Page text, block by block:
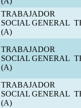
TRABAJADOR
SOCIAL GENERAL
(A)
TRABAJADOR
SOCIAL GENERAL
(A)
TRABAJADOR
SOCIAL GENERAL
(A)